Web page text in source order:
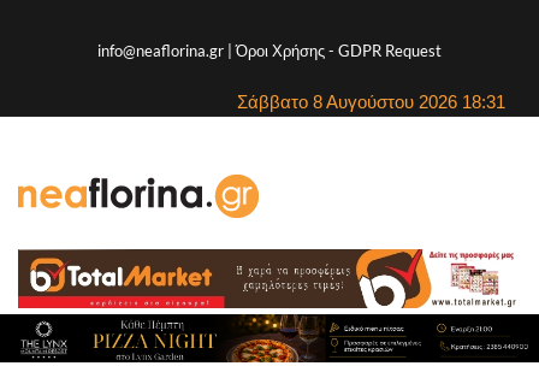
info@neaflorina.gr |Όροι Χρήσης- GDPR Request
Σάββατο 8 Αυγούστου 2026 18:31